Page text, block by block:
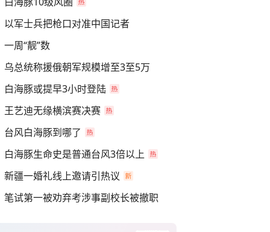
以军士兵把枪口对准中国记者
一周“靓”数
乌总统称援俄朝军规模增至3至5万
白海豚或提早3小时登陆
王艺迪无缘横滨赛决赛
台风白海豚到哪了
白海豚生命史是普通台风3倍以上
新疆一婚礼线上邀请引热议
笔试第一被劝弃考涉事副校长被撤职